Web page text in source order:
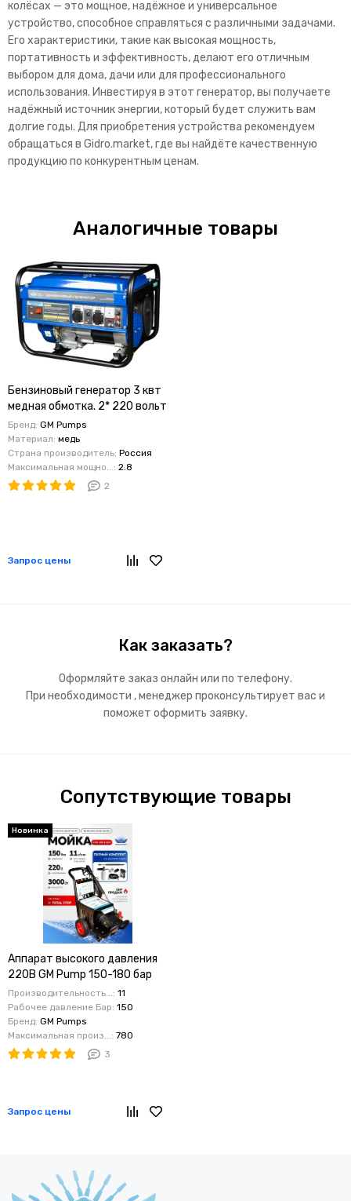
колёсах — это мощное, надёжное и универсальное
устройство, способное справляться с различными задачами.
Его характеристики, такие как высокая мощность,
портативность и эффективность, делают его отличным
выбором для дома, дачи или для профессионального
использования. Инвестируя в этот генератор, вы получаете
надёжный источник энергии, который будет служить вам
долгие годы. Для приобретения устройства рекомендуем
обращаться в Gidro.market, где вы найдёте качественную
продукцию по конкурентным ценам.
Аналогичные товары
Бензиновый генератор 3 квт
медная обмотка. 2* 220 вольт
6,5 л.с. двигатель
Бренд: GM Pumps
Материал: медь
Страна производитель: Россия
Максимальная мощно...: 2.8
2
Запрос цены
Как заказать?
Оформляйте заказ онлайн или по телефону.
При необходимости , менеджер проконсультирует вас и
поможет оформить заявку.
Сопутствующие товары
Новинка
Аппарат высокого давления
220В GM Pump 150-180 бар
Производительность...: 11
Рабочее давление Бар: 150
Бренд: GM Pumps
Максимальная произ...: 780
3
Запрос цены